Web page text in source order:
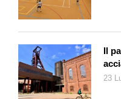
e del benessere
È chiaro che rinunce
giustificate umiliano i
obbedienti. E se invece
solo, ma non venissero
addirittura la rinuncia
particolare, il piacere di
Il
23